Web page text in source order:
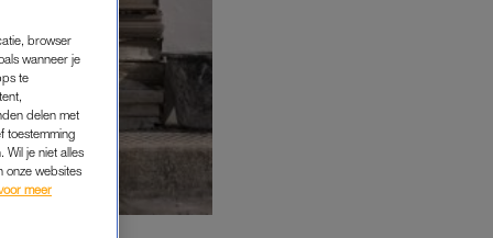
browser
wanneer je
te
delen met
toestemming
Wil je niet alles
onze websites
meer